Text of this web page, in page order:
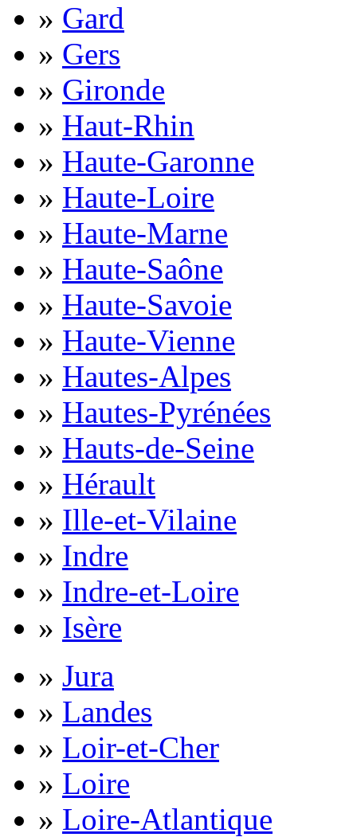
» Gard
» Gers
» Gironde
» Haut-Rhin
» Haute-Garonne
» Haute-Loire
» Haute-Marne
» Haute-Saône
» Haute-Savoie
» Haute-Vienne
» Hautes-Alpes
» Hautes-Pyrénées
» Hauts-de-Seine
» Hérault
» Ille-et-Vilaine
» Indre
» Indre-et-Loire
» Isère
» Jura
» Landes
» Loir-et-Cher
» Loire
» Loire-Atlantique